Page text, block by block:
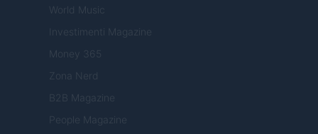
World Music
Investimenti Magazine
Money 365
Zona Nerd
B2B Magazine
People Magazine